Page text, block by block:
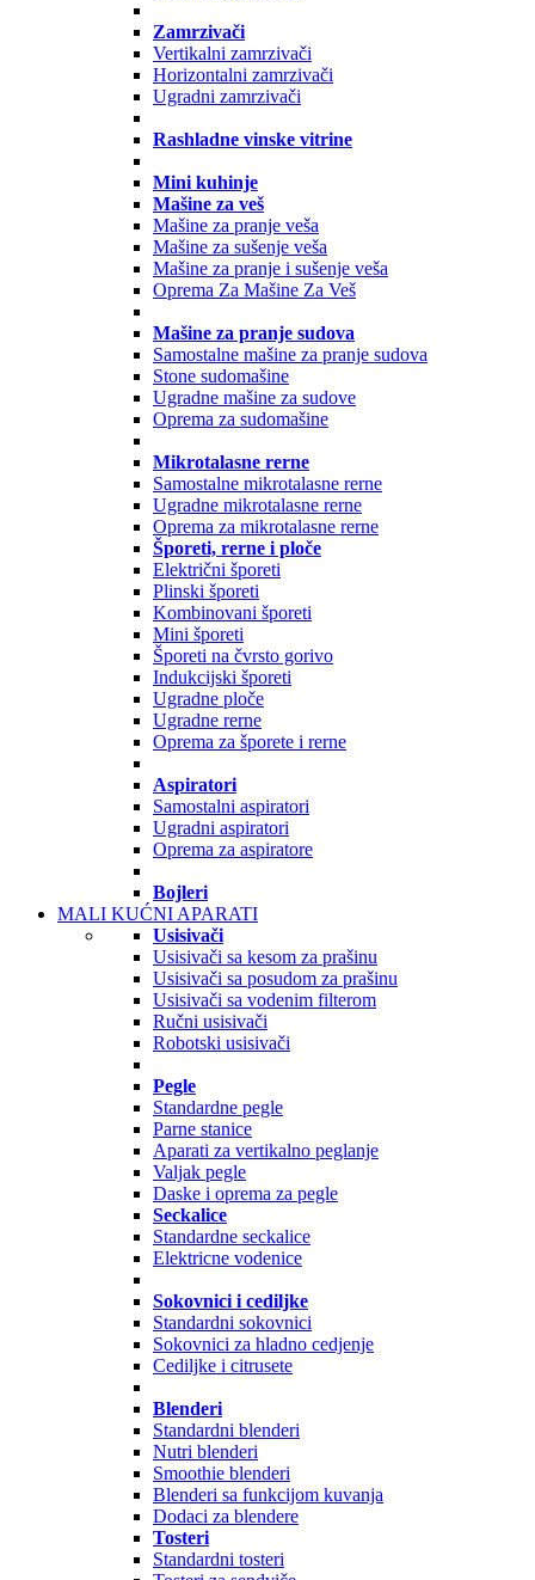
Zamrzivači
Vertikalni zamrzivači
Horizontalni zamrzivači
Ugradni zamrzivači
Rashladne vinske vitrine
Mini kuhinje
Mašine za veš
Mašine za pranje veša
Mašine za sušenje veša
Mašine za pranje i sušenje veša
Oprema Za Mašine Za Veš
Mašine za pranje sudova
Samostalne mašine za pranje sudova
Stone sudomašine
Ugradne mašine za sudove
Oprema za sudomašine
Mikrotalasne rerne
Samostalne mikrotalasne rerne
Ugradne mikrotalasne rerne
Oprema za mikrotalasne rerne
Šporeti, rerne i ploče
Električni šporeti
Plinski šporeti
Kombinovani šporeti
Mini šporeti
Šporeti na čvrsto gorivo
Indukcijski šporeti
Ugradne ploče
Ugradne rerne
Oprema za šporete i rerne
Aspiratori
Samostalni aspiratori
Ugradni aspiratori
Oprema za aspiratore
Bojleri
MALI KUĆNI APARATI
Usisivači
Usisivači sa kesom za prašinu
Usisivači sa posudom za prašinu
Usisivači sa vodenim filterom
Ručni usisivači
Robotski usisivači
Pegle
Standardne pegle
Parne stanice
Aparati za vertikalno peglanje
Valjak pegle
Daske i oprema za pegle
Seckalice
Standardne seckalice
Elektricne vodenice
Sokovnici i cediljke
Standardni sokovnici
Sokovnici za hladno cedjenje
Cediljke i citrusete
Blenderi
Standardni blenderi
Nutri blenderi
Smoothie blenderi
Blenderi sa funkcijom kuvanja
Dodaci za blendere
Tosteri
Standardni tosteri